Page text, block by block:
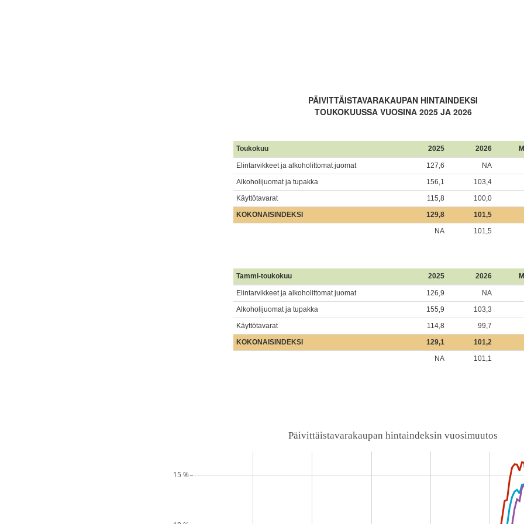
PÄIVITTÄISTAVARAKAUPAN HINTAINDEKSI
TOUKOKUUSSA VUOSINA 2025 JA 2026
Toukokuu 2025 2026
Elintarvikkeet ja alkoholittomat juomat 127,6 NA
Alkoholijuomat ja tupakka
156,1 103,4
Käyttötavarat
115,8 100,0
KOKONAISINDEKSI
129,8 101,5
NA
101,5
Tammi-toukokuu 2025 2026
Elintarvikkeet ja alkoholittomat juomat 126,9 NA
Alkoholijuomat ja tupakka
155,9 103,3
Käyttötavarat
114,8 99,7
KOKONAISINDEKSI
129,1 101,2
NA
101,1
15 %
Päivittäistavarakaupan hintaindeksin vuosimuutos